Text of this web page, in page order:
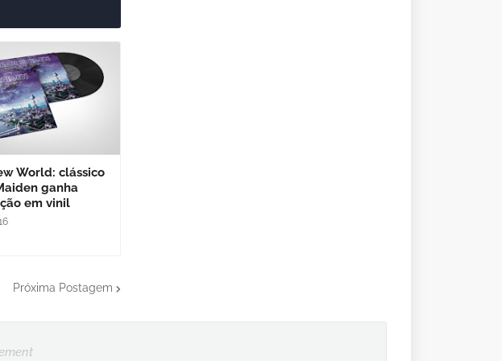
World: clássico
ganha
em vinil
Próxima Postagem